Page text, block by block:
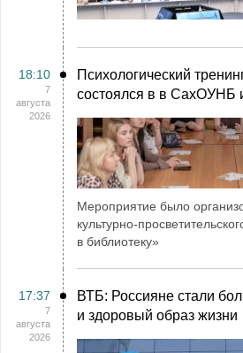
18:10
7
августа
2026
Психологический
состоялся в в СахОУНБ
Мероприятие было
культурно-
в библиотеку»
17:37
7
августа
2026
ВТБ: Россияне стали
и здоровый образ жизни